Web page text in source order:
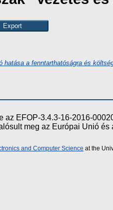
hatása a fenntarthatóságra és
EFOP-3.4.3-16-2016-
meg az Európai Unió
and Computer Science at the